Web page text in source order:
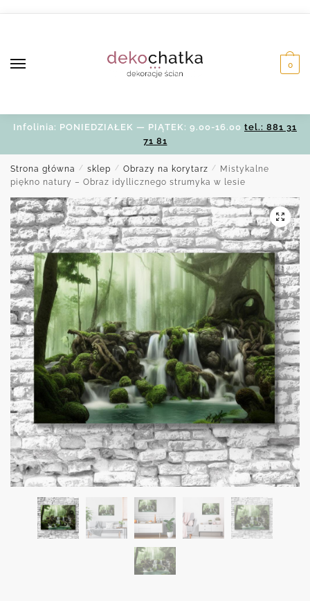
0
Infolinia: PONIEDZIAŁEK — PIĄTEK: 9.00-16.00 tel.: 881 31
71 81
Strona główna / sklep / Obrazy na korytarz /
Mistykalne
piękno natury – Obraz idyllicznego strumyka w lesie